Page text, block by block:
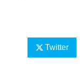
Twitter